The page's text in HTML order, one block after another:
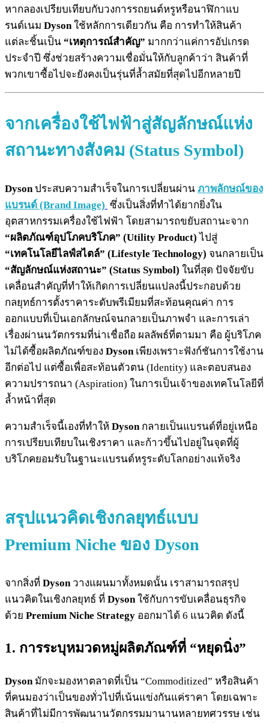
หากลองเปรียบเทียบกับวงการรถยนต์หรูหรือนาฬิกาแบ
รนด์เนม Dysonใช้หลักการเดียวกัน คือ การทำให้สินค้า
แต่ละชิ้นเป็น “เหตุการณ์สำคัญ” มากกว่าแค่การอัปเกรด
ประจำปี ซึ่งช่วยสร้างความเชื่อมั่นให้กับลูกค้าว่า สินค้าที่
พวกเขาซื้อไปจะยังคงเป็นรุ่นที่ล้ำสมัยที่สุดไปอีกหลายปี
จากเครื่องใช้ไฟฟ้าสู่สัญลักษณ์แห่ง
สถานะทางสังคม (Status Symbol)
Dysonประสบความสำเร็จในการเปลี่ยนผ่าน ภาพลักษณ์ของ
แบรนด์ (Brand Image) ซึ่งเป็นสิ่งที่ทำได้ยากยิ่งใน
อุตสาหกรรมเครื่องใช้ไฟฟ้า โดยสามารถขยับสถานะจาก
“ผลิตภัณฑ์อุปโภคบริโภค” (Utility Product) ไปสู่
“เทคโนโลยีไลฟ์สไตล์” (Lifestyle Technology) จนกลายเป็น
“สัญลักษณ์แห่งสถานะ” (Status Symbol) ในที่สุด ปัจจัยขับ
เคลื่อนสำคัญที่ทำให้เกิดการเปลี่ยนแปลงนี้ประกอบด้วย
กลยุทธ์การตั้งราคาระดับพรีเมียมที่สะท้อนคุณค่า การ
ออกแบบที่เป็นเอกลักษณ์จนกลายเป็นภาพจำ และการเล่า
เรื่องผ่านนวัตกรรมที่น่าเชื่อถือ ผลลัพธ์ที่ตามมา คือ ผู้บริโภค
ไม่ได้ซื้อผลิตภัณฑ์ของ Dyson เพียงเพราะฟังก์ชันการใช้งาน
อีกต่อไป แต่ซื้อเพื่อสะท้อนตัวตน (Identity) และตอบสนอง
ความปรารถนา (Aspiration) ในการเป็นเจ้าของเทคโนโลยีที่
ล้ำหน้าที่สุด
ความสำเร็จนี้เองที่ทำให้ Dyson กลายเป็นแบรนด์ที่อยู่เหนือ
การเปรียบเทียบในเชิงราคา และก้าวขึ้นไปอยู่ในจุดที่ผู้
บริโภคยอมรับในฐานะแบรนด์หรูระดับโลกอย่างแท้จริง
สรุปแนวคิดเชิงกลยุทธ์แบบ
Premium Niche ของ Dyson
จากสิ่งที่ Dyson วางแผนมาทั้งหมดนั้น เราสามารถสรุป
แนวคิดในเชิงกลยุทธ์ ที่ Dysonใช้กับการขับเคลื่อนธุรกิจ
ด้วย Premium Niche Strategy ออกมาได้ 6 แนวคิด ดังนี้
1. การระบุหมวดหมู่ผลิตภัณฑ์ที่ “หยุดนิ่ง”
Dysonมักจะมองหาตลาดที่เป็น “Commoditized” หรือสินค้า
ที่คนมองว่าเป็นของทั่วไปที่เน้นแข่งกันแค่ราคา โดยเฉพาะ
สินค้าที่ไม่มีการพัฒนานวัตกรรมมานานหลายทศวรรษ เช่น